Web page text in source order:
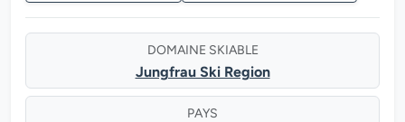
DOMAINE SKIABLE
Jungfrau Ski Region
PAYS